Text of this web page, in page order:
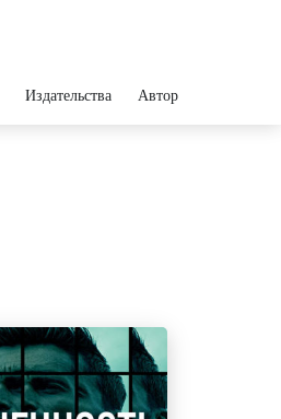
Издательства Авторы